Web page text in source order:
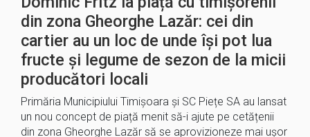
din zona Gheorghe Lazăr: cei din
cartier au un loc de unde își pot lua
fructe și legume de sezon de la micii
producători locali
Primăria Municipiului Timișoara și SC Piețe SA au lansat
un nou concept de piață menit să-i ajute pe cetățenii
din zona Gheorghe Lazăr să se aprovizioneze mai ușor